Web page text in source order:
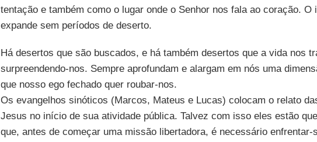
tentação e também como o lugar onde o Senhor nos fala ao coração. O
expande sem períodos de deserto.
Há desertos que são buscados, e há também desertos que a vida nos
surpreendendo-nos. Sempre aprofundam e alargam em nós uma
que nosso ego fechado quer roubar-nos.
Os evangelhos sinóticos (Marcos, Mateus e Lucas) colocam o relato
Jesus no início de sua atividade pública. Talvez com isso eles estão
que, antes de começar uma missão libertadora, é necessário enfrentar-